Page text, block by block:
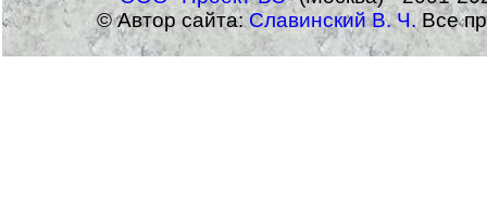
© Автор сайта:Славинский В. Ч.Все